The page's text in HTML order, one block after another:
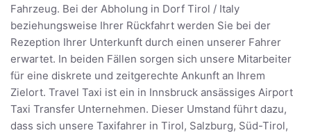
Fahrzeug. Bei der Abholung in Dorf Tirol / Italy
beziehungsweise Ihrer Rückfahrt werden Sie bei der
Rezeption Ihrer Unterkunft durch einen unserer Fahrer
erwartet. In beiden Fällen sorgen sich unsere Mitarbeiter
für eine diskrete und zeitgerechte Ankunft an Ihrem
Zielort. Travel Taxi ist ein in Innsbruck ansässiges Airport
Taxi Transfer Unternehmen. Dieser Umstand führt dazu,
dass sich unsere Taxifahrer in Tirol, Salzburg, Süd-Tirol,